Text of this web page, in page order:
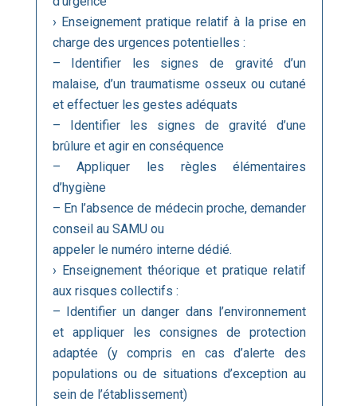
› Enseignement pratique relatif à la prise en
charge des urgences potentielles :
– Identifier les signes de gravité d’un
malaise, d’un traumatisme osseux ou cutané
et effectuer les gestes adéquats
– Identifier les signes de gravité d’une
brûlure et agir en conséquence
– Appliquer les règles élémentaires
d’hygiène
– En l’absence de médecin proche, demander
conseil au SAMU ou
appeler le numéro interne dédié.
› Enseignement théorique et pratique relatif
aux risques collectifs :
– Identifier un danger dans l’environnement
et appliquer les consignes de protection
adaptée (y compris en cas d’alerte des
populations ou de situations d’exception au
sein de l’établissement)